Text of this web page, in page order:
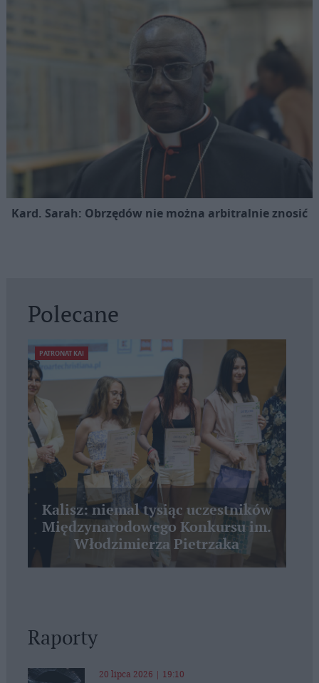
Kard. Sarah: Obrzędów nie można arbitralnie znosić
Polecane
PATRONAT KAI
Kalisz: niemal tysiąc uczestników
Międzynarodowego Konkursu im.
Włodzimierza Pietrzaka
Raporty
20 lipca 2026 | 19:10